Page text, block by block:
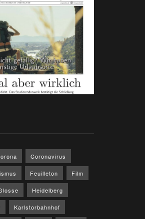
Coronavirus
Feuilleton Film
Heidelberg
Karlstorbahnhof